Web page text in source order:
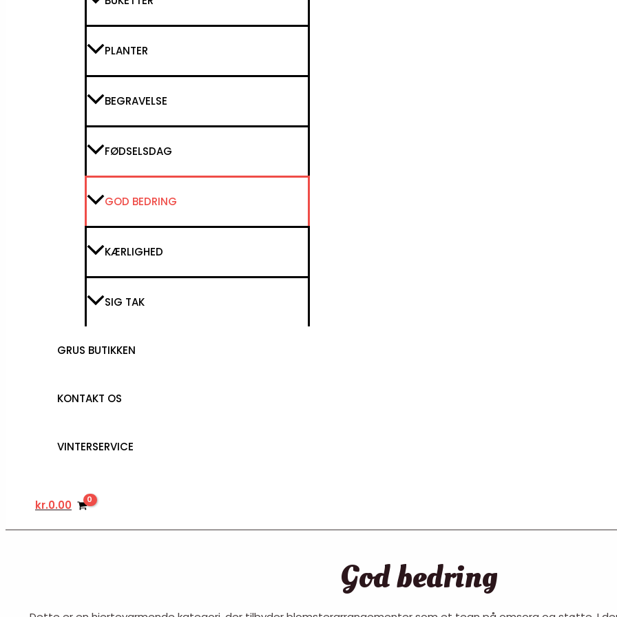
PLANTER
BEGRAVELSE
FØDSELSDAG
GOD BEDRING
KÆRLIGHED
SIG TAK
GRUS BUTIKKEN
KONTAKT OS
VINTERSERVICE
kr.0.00
God bedring